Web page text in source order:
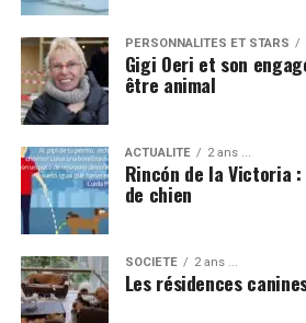
PERSONNALITÉS ET STARS
Gigi Oeri et son
être animal
ACTUALITÉ 2 ans ...
Rincón de la Victoria
de chien
SOCIÉTÉ 2 ans ...
Les résidences